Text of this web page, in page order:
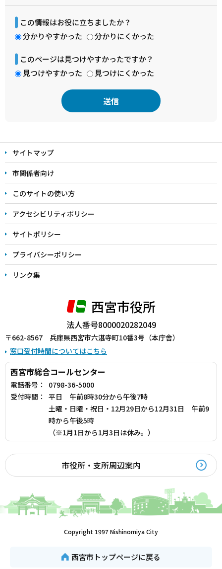
この情報はお役に立ちましたか？
分かりやすかった
分かりにくかった
このページは見つけやすかったですか？
見つけやすかった
見つけにくかった
文
こ
こ
ま
で
サイトマップ
市関係者向け
このサイトの使い方
アクセシビリティポリシー
サイトポリシー
プライバシーポリシー
リンク集
西宮市役所
法人番号8000020282049
〒662-8567 兵庫県西宮市六湛寺町10番3号（本庁舎）
窓口受付時間についてはこちら
西宮市総合コールセンター
電話番号：
0798-36-5000
受付時間：
平日 午前8時30分から午後7時
土曜・日曜・祝日・12月29日から12月31日 午前9
時から午後5時
（※1月1日から1月3日は休み。）
市役所・支所周辺案内
Copyright 1997 Nishinomiya City
西宮市トップページに戻る